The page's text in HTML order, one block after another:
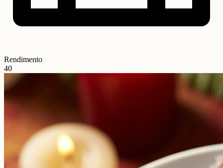
Rendimento
40